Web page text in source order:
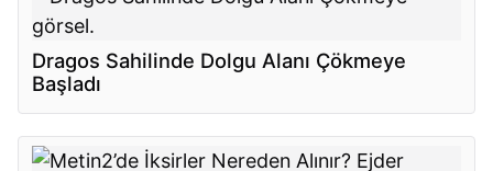
Dragos Sahilinde Dolgu Alanı Çökmeye
Başladı